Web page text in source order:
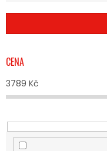
N
Í
R
O
D
U
T
Ů
CENA
3789 Kč